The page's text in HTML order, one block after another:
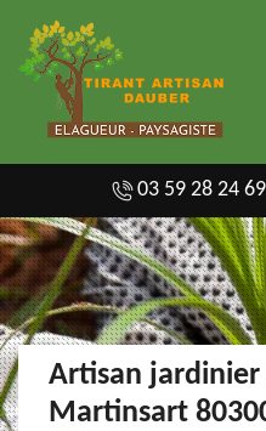
03 59 28 24 69
Artisan jardinier
Martinsart